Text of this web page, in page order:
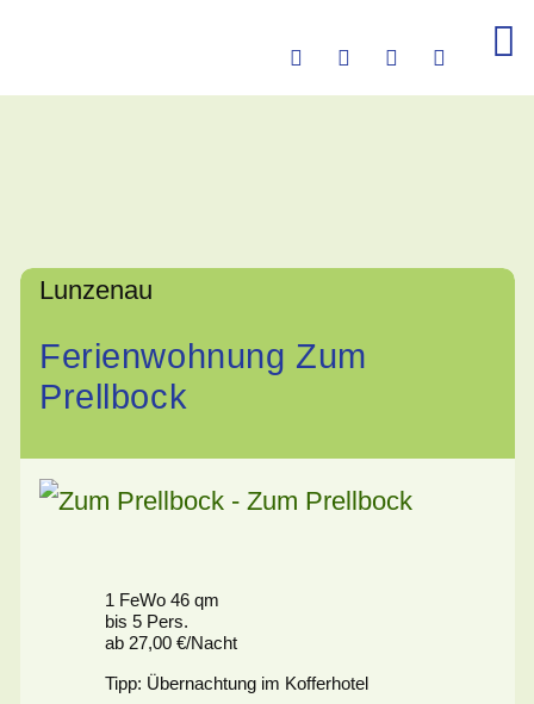
Lunzenau
Ferienwohnung Zum
Prellbock
1 FeWo 46 qm
bis 5 Pers.
ab 27,00 €/Nacht
Tipp: Übernachtung im Kofferhotel